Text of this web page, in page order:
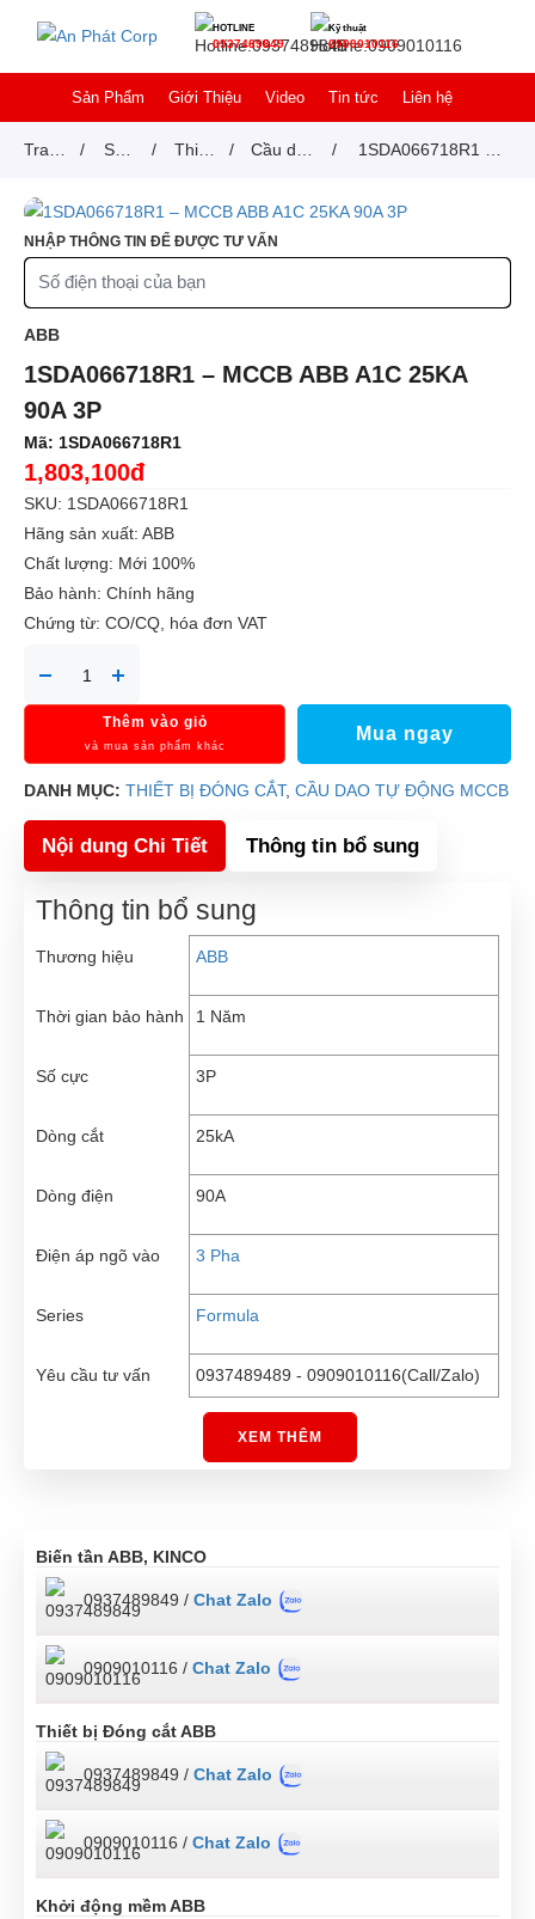
HOTLINE
0937489849
Kỹ thuật
0909010116
Sản Phẩm Giới Thiệu Video Tin tức Liên hệ
Trang
chủ
/ Sản / Thiết
đóng
cắt
/ Cầu dao
MCCB
/ 1SDA066718R1 –
NHẬP THÔNG TIN ĐỂ ĐƯỢC TƯ VẤN
ABB
1SDA066718R1 – MCCB ABB A1C 25KA
90A 3P
Mã: 1SDA066718R1
1,803,100đ
SKU: 1SDA066718R1
Hãng sản xuất: ABB
Chất lượng: Mới 100%
Bảo hành: Chính hãng
Chứng từ: CO/CQ, hóa đơn VAT
Thêm vào giỏ
và mua sản phẩm khác
Mua ngay
DANH MỤC: THIẾT BỊ ĐÓNG CẮT, CẦU DAO TỰ ĐỘNG MCCB
Nội dung Chi Tiết Thông tin bổ sung
Thông tin bổ sung
Thương hiệu ABB
Thời gian bảo hành 1 Năm
Số cực 3P
Dòng cắt 25kA
Dòng điện 90A
Điện áp ngõ vào 3 Pha
Series Formula
Yêu cầu tư vấn 0937489489 - 0909010116(Call/Zalo)
XEM THÊM
Biến tần ABB, KINCO
0937489849 / Chat Zalo
0909010116 / Chat Zalo
Thiết bị Đóng cắt ABB
0937489849 / Chat Zalo
0909010116 / Chat Zalo
Khởi động mềm ABB